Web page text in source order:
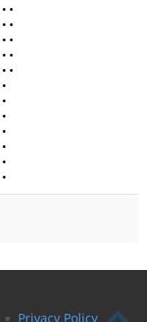
• •
• •
• •
• •
• •
•
•
•
•
•
•
•
Privacy Policy